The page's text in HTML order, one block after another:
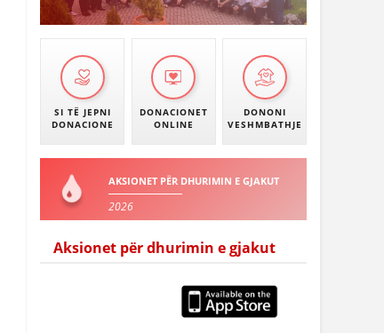
SI TË JEPNI
DONACIONE
DONACIONET
ONLINE
DONONI
VESHMBATHJE
AKSIONET PËR DHURIMIN E GJAKUT
2026
Aksionet për dhurimin e gjakut